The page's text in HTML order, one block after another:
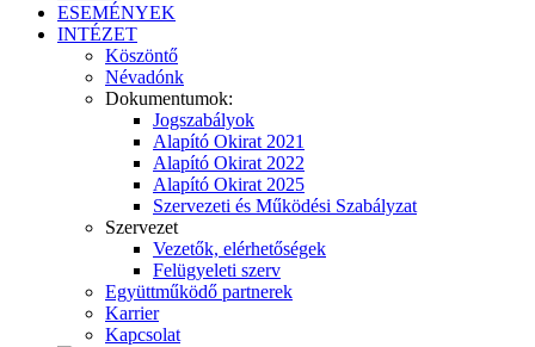
ESEMÉNYEK
INTÉZET
Köszöntő
Névadónk
Dokumentumok:
Jogszabályok
Alapító Okirat 2021
Alapító Okirat 2022
Alapító Okirat 2025
Szervezeti és Működési Szabályzat
Szervezet
Vezetők, elérhetőségek
Felügyeleti szerv
Együttműködő partnerek
Karrier
Kapcsolat